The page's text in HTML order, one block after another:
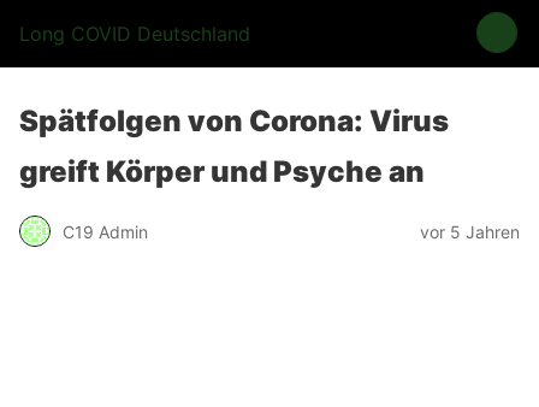
Long COVID Deutschland
Spätfolgen von Corona: Virus
greift Körper und Psyche an
C19 Admin vor 5 Jahren